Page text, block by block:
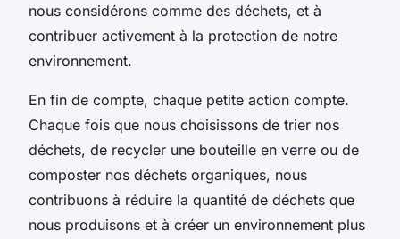
nous considérons comme des déchets, et à
contribuer activement à la protection de notre
environnement.
En fin de compte, chaque petite action compte.
Chaque fois que nous choisissons de trier nos
déchets, de recycler une bouteille en verre ou de
composter nos déchets organiques, nous
contribuons à réduire la quantité de déchets que
nous produisons et à créer un environnement plus